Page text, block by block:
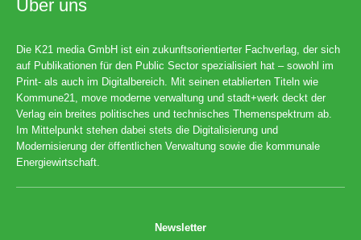
Über uns
Die K21 media GmbH ist ein zukunftsorientierter Fachverlag, der sich
auf Publikationen für den Public Sector spezialisiert hat – sowohl im
Print- als auch im Digitalbereich. Mit seinen etablierten Titeln wie
Kommune21, move moderne verwaltung und stadt+werk deckt der
Verlag ein breites politisches und technisches Themenspektrum ab.
Im Mittelpunkt stehen dabei stets die Digitalisierung und
Modernisierung der öffentlichen Verwaltung sowie die kommunale
Energiewirtschaft.
Newsletter